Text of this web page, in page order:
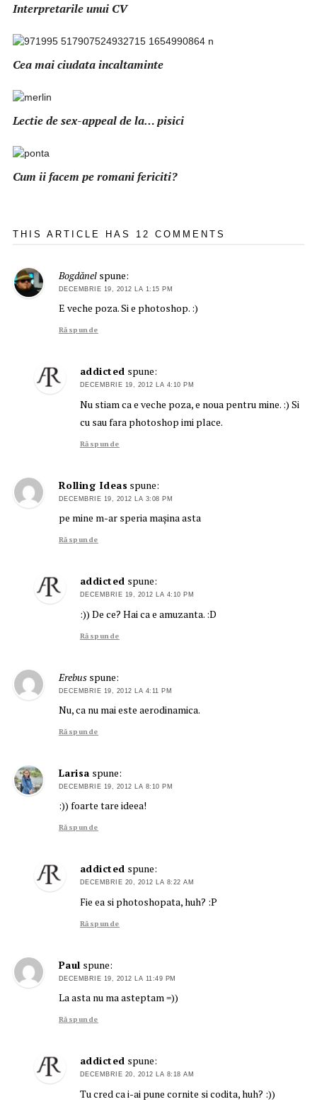
Interpretarile unui CV
Cea mai ciudata incaltaminte
Lectie de sex-appeal de la… pisici
Cum ii facem pe romani fericiti?
THIS ARTICLE HAS 12 COMMENTS
Bogdănel spune:
DECEMBRIE 19, 2012 LA 1:15 PM
E veche poza. Si e photoshop. :)
Răspunde
addicted spune:
DECEMBRIE 19, 2012 LA 4:10 PM
Nu stiam ca e veche poza, e noua pentru mine. :) Si
cu sau fara photoshop imi place.
Răspunde
Rolling Ideas spune:
DECEMBRIE 19, 2012 LA 3:08 PM
pe mine m-ar speria maşina asta
Răspunde
addicted spune:
DECEMBRIE 19, 2012 LA 4:10 PM
:)) De ce? Hai ca e amuzanta. :D
Răspunde
Erebus spune:
DECEMBRIE 19, 2012 LA 4:11 PM
Nu, ca nu mai este aerodinamica.
Răspunde
Larisa spune:
DECEMBRIE 19, 2012 LA 8:10 PM
:)) foarte tare ideea!
Răspunde
addicted spune:
DECEMBRIE 20, 2012 LA 8:22 AM
Fie ea si photoshopata, huh? :P
Răspunde
Paul spune:
DECEMBRIE 19, 2012 LA 11:49 PM
La asta nu ma asteptam =))
Răspunde
addicted spune:
DECEMBRIE 20, 2012 LA 8:18 AM
Tu cred ca i-ai pune cornite si codita, huh? :))